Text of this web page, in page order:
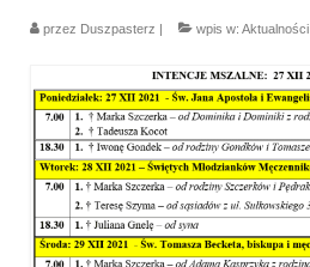
Parafia
Historia
Duszpasterze
Nasz patron
Kościół Rektoracki
przez Duszpasterz wpis w: Aktualności